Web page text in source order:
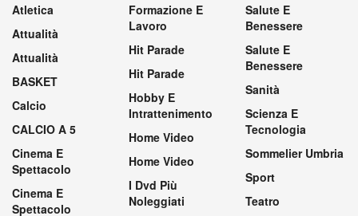
Atletica
Attualità
Attualità
BASKET
Calcio
CALCIO A 5
Cinema E
Spettacolo
Cinema E
Spettacolo
Formazione E
Lavoro
Hit Parade
Hit Parade
Hobby E
Intrattenimento
Home Video
Home Video
I Dvd Più
Noleggiati
Salute E
Benessere
Salute E
Benessere
Sanità
Scienza E
Tecnologia
Sommelier Umbria
Sport
Teatro